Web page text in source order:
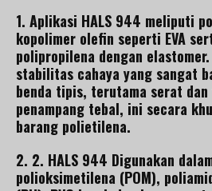
1. Aplikasi HALS 944 meliputi
kopolimer olefin seperti EVA
polipropilena dengan
stabilitas cahaya yang sangat
benda tipis, terutama serat dan
penampang tebal, ini secara
barang polietilena.
2. 2. HALS 944 Digunakan
polioksimetilena (POM),